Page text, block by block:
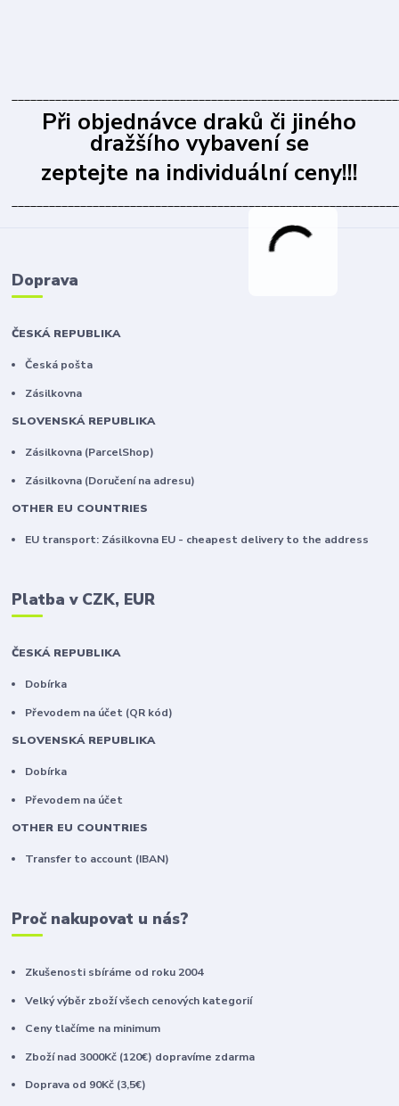
Při objednávce draků či jiného
dražšího vybavení se
zeptejte na individuální ceny!!!
Doprava
ČESKÁ REPUBLIKA
Česká pošta
Zásilkovna
SLOVENSKÁ REPUBLIKA
Zásilkovna (ParcelShop)
Zásilkovna (Doručení na adresu)
OTHER EU COUNTRIES
EU transport: Zásilkovna EU - cheapest delivery to the address
Platba v CZK, EUR
ČESKÁ REPUBLIKA
Dobírka
Převodem na účet (QR kód)
SLOVENSKÁ REPUBLIKA
Dobírka
Převodem na účet
OTHER EU COUNTRIES
Transfer to account (IBAN)
Proč nakupovat u nás?
Zkušenosti sbíráme od roku 2004
Velký výběr zboží všech cenových kategorií
Ceny tlačíme na minimum
Zboží nad 3000Kč (120€) dopravíme zdarma
Doprava od 90Kč (3,5€)